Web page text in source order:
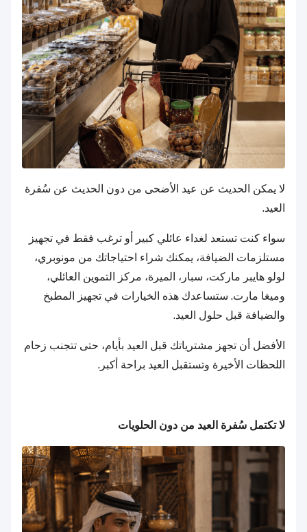
لا يمكن الحديث عن عيد الأضحى من دون الحديث عن سُفرة
العيد.
سواء كنت تستعد لغداء عائلي كبير أو ترغب فقط في تجهيز
مستلزمات الضيافة، يمكنك شراء احتياجاتك من مونوبري،
لولو هايبر ماركت، سبار، الميرة، مركز التموين العائلي،
وميغا مارت. ستساعدك هذه الخيارات في تجهيز المطبخ
والضيافة قبل حلول العيد.
الأفضل أن تجهز مشترياتك قبل العيد بأيام، حتى تتجنب زحام
اللحظات الأخيرة وتستقبل العيد براحة أكبر.
لا تكتمل سُفرة العيد من دون الحلويات